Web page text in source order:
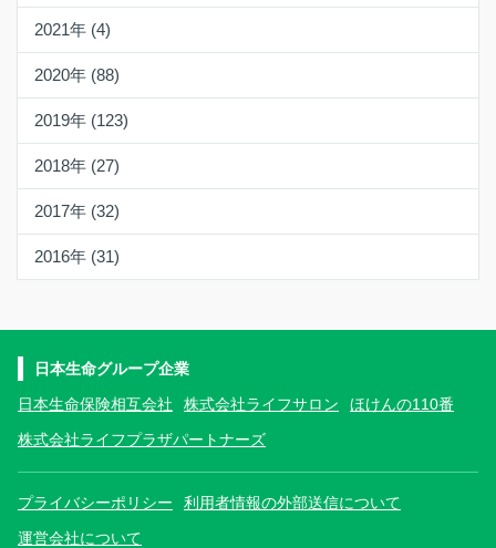
2021年 (4)
2020年 (88)
2019年 (123)
2018年 (27)
2017年 (32)
2016年 (31)
日本生命グループ企業
日本生命保険相互会社
株式会社ライフサロン
ほけんの110番
株式会社ライフプラザパートナーズ
プライバシーポリシー
利用者情報の外部送信について
運営会社について